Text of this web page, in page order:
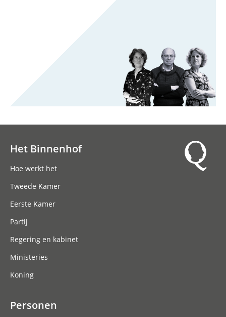
Het Binnenhof
Hoe werkt het
Tweede Kamer
Eerste Kamer
Partij
Regering en kabinet
Ministeries
Koning
Personen